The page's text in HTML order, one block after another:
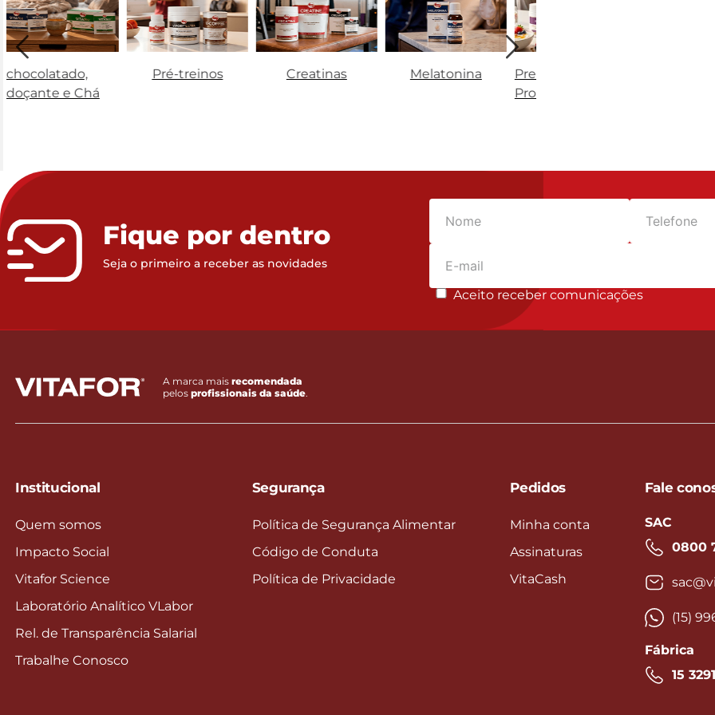
e Chá
Pré-treinos Creatinas Melatonina
Prebióticos e
Probióticos
Fique por dentro
Seja o primeiro a receber as novidades
Aceito receber comunicações
A marca mais recomendada
pelos profissionais da saúde.
Institucional
Quem somos
Impacto Social
Vitafor Science
Laboratório Analítico VLabor
Rel. de Transparência Salarial
Trabalhe Conosco
Segurança
Política de Segurança Alimentar
Código de Conduta
Política de Privacidade
Pedidos
Minha conta
Assinaturas
VitaCash
Fale
SAC
0800
(15)
Fábrica
15